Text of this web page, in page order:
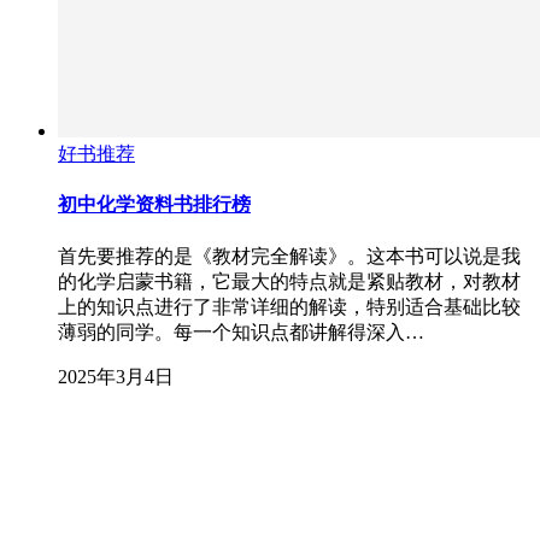
好书推荐
初中化学资料书排行榜
首先要推荐的是《教材完全解读》。这本书可以说是我
的化学启蒙书籍，它最大的特点就是紧贴教材，对教材
上的知识点进行了非常详细的解读，特别适合基础比较
薄弱的同学。每一个知识点都讲解得深入…
2025年3月4日